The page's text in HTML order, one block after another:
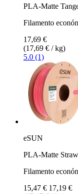
PLA-Matte
Filamento
17,69 €
(17,69 € / kg)
5.0 (1)
eSUN
PLA-Matte
Filamento
15,47 € 17,19 €